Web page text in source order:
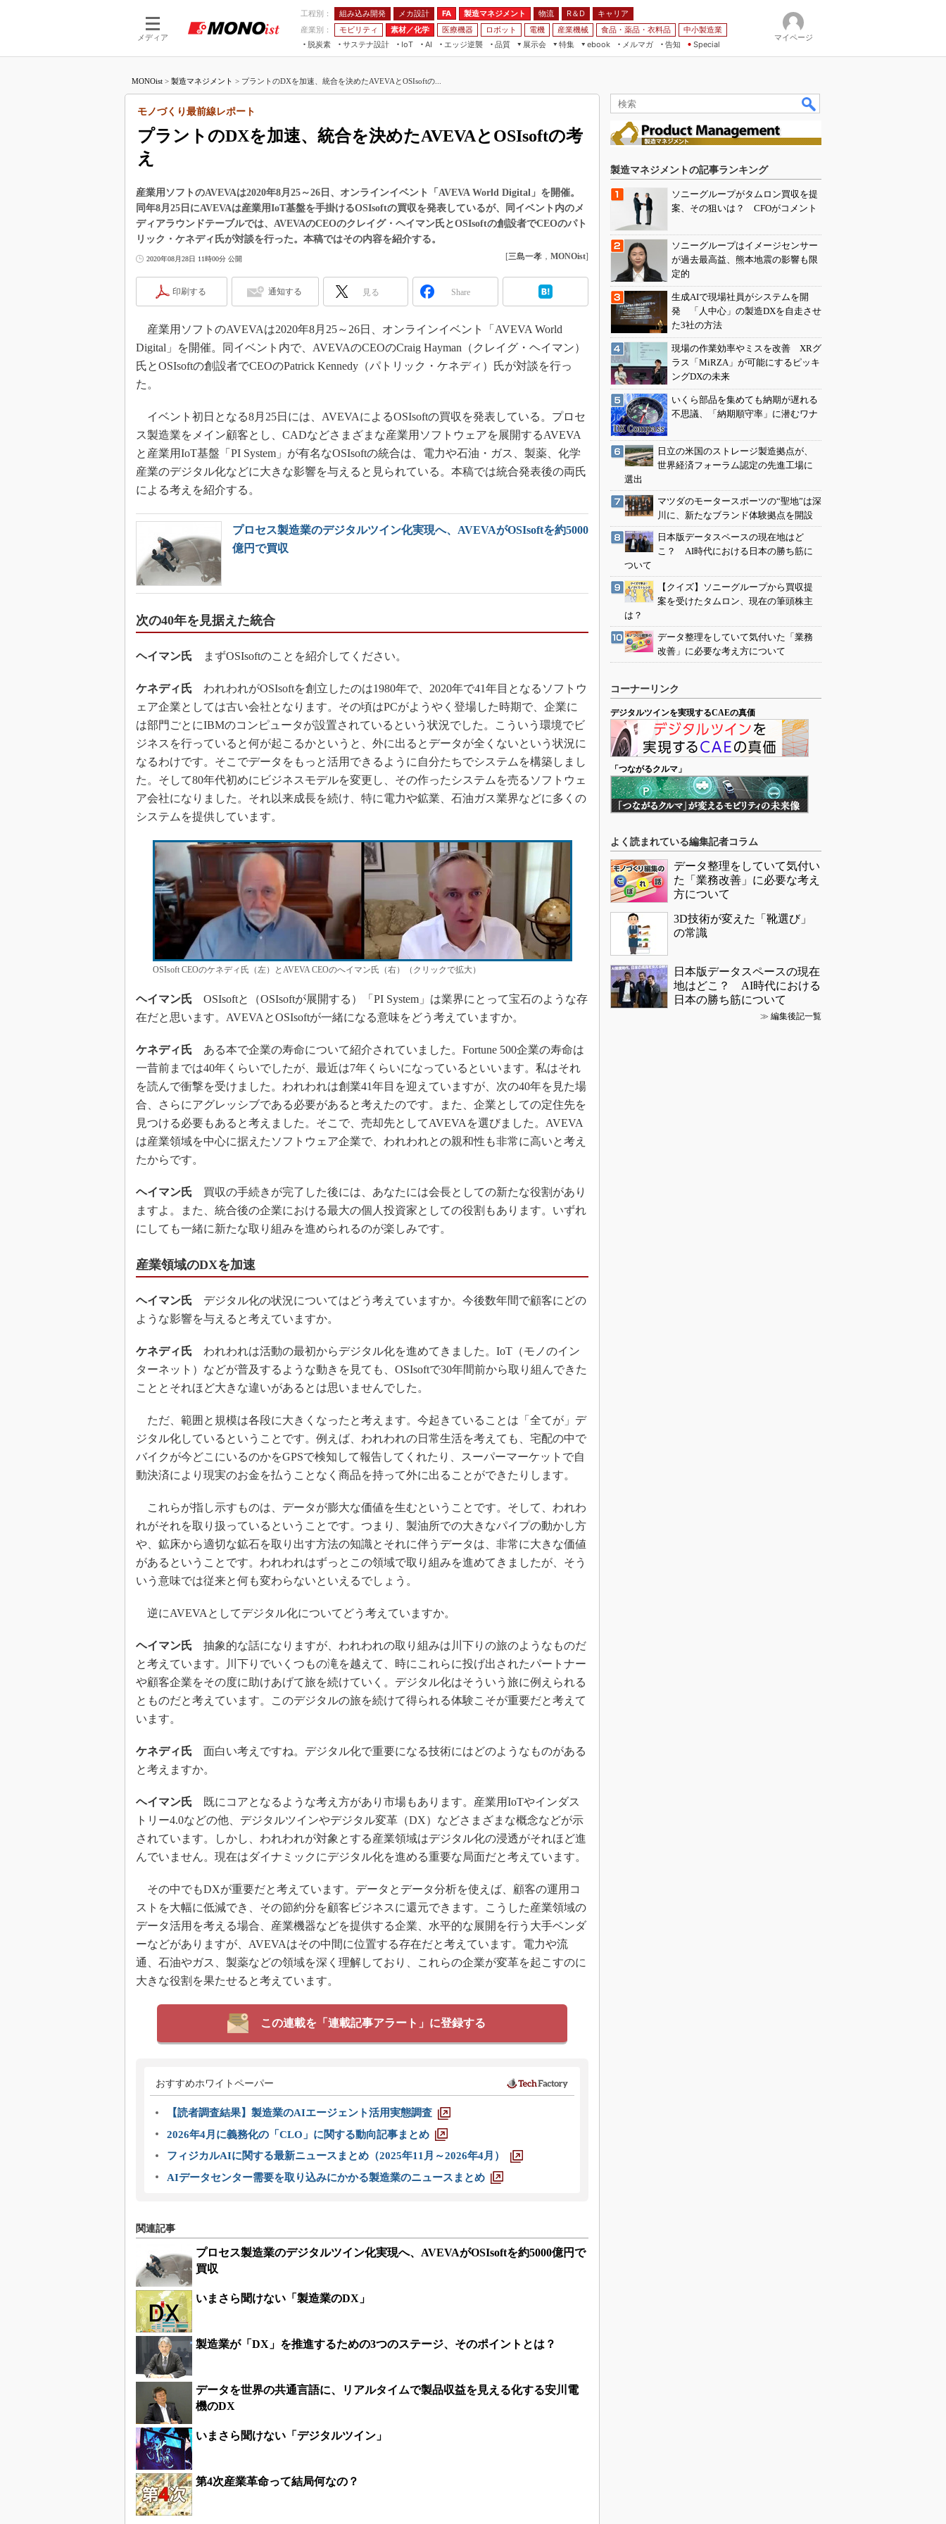
メディア
工程別： 組み込み開発 メカ設計 FA 製造マネジメント 物流 R＆D
キャリア
産業別：
モビリティ 素材／化学 医療機器 ロボット 電機 産業機械 食品・薬品・衣料品
中小製造業
脱炭素
サステナ設計
IoT
つながる工場
AI
AI×設備保全
エッジ逆襲 品質
展示会
JIMTOF
IIFES
TECHNO-FRONTIER
人テク展
スマート工場EXPO
日本ものづくりワールド
AUTOMOTIVE WORLD
産業オープンネット展
特集
つながるクルマ
フィールドサービス
組み込み画像技術
組み込みモデリング
Windows Embedded
ISO26262
無償設計ツール
デジタルツインとCAE
S＆OP
製造業ビッグデータ
メイドインジャパン
植物工場
海外生産
グローバル設計・開発
ebook
メルマガ
告知 Special
マイページ
MONOist > 製造マネジメント > プラントのDXを加速、統合を決めたAVEVAとOSIsoftの...
プラントのDXを加速、統合を決めたAVEVAとOSIsoftの考
え
モノづくり最前線レポート
産業用ソフトのAVEVAは2020年8月25～26日、オンラインイベント「AVEVA World Digital」を開催。
同年8月25日にAVEVAは産業用IoT基盤を手掛けるOSIsoftの買収を発表しているが、同イベント内のメ
ディアラウンドテーブルでは、AVEVAのCEOのクレイグ・ヘイマン氏とOSIsoftの創設者でCEOのパト
リック・ケネディ氏が対談を行った。本稿ではその内容を紹介する。
2020年08月28日 11時00分 公開 [三島一孝 ， MONOist]
印刷する 通知する 見る Share
産業用ソフトのAVEVAは2020年8月25～26日、オンラインイベント「AVEVA World
Digital」を開催。同イベント内で、AVEVAのCEOのCraig Hayman（クレイグ・ヘイマン）
氏とOSIsoftの創設者でCEOのPatrick Kennedy（パトリック・ケネディ）氏が対談を行っ
た。
イベント初日となる8月25日には、AVEVAによるOSIsoftの買収を発表している。プロセ
ス製造業をメイン顧客とし、CADなどさまざまな産業用ソフトウェアを展開するAVEVA
と産業用IoT基盤「PI System」が有名なOSIsoftの統合は、電力や石油・ガス、製薬、化学
産業のデジタル化などに大きな影響を与えると見られている。本稿では統合発表後の両氏
による考えを紹介する。
プロセス製造業のデジタルツイン化実現へ、AVEVAがOSIsoftを約5000
億円で買収
次の40年を見据えた統合
ヘイマン氏 まずOSIsoftのことを紹介してください。
ケネディ氏 われわれがOSIsoftを創立したのは1980年で、2020年で41年目となるソフトウ
ェア企業としては古い会社となります。その頃はPCがようやく登場した時期で、企業に
は部門ごとにIBMのコンピュータが設置されているという状況でした。こういう環境でビ
ジネスを行っていると何が起こるかというと、外に出るとデータが全くないという状況に
なるわけです。そこでデータをもっと活用できるように自分たちでシステムを構築しまし
た。そして80年代初めにビジネスモデルを変更し、その作ったシステムを売るソフトウェ
ア会社になりました。それ以来成長を続け、特に電力や鉱業、石油ガス業界などに多くの
システムを提供しています。
OSIsoft CEOのケネディ氏（左）とAVEVA CEOのへイマン氏（右）（クリックで拡大）
ヘイマン氏 OSIsoftと（OSIsoftが展開する）「PI System」は業界にとって宝石のような存
在だと思います。AVEVAとOSIsoftが一緒になる意味をどう考えていますか。
ケネディ氏 ある本で企業の寿命について紹介されていました。Fortune 500企業の寿命は
一昔前までは40年くらいでしたが、最近は7年くらいになっているといいます。私はそれ
を読んで衝撃を受けました。われわれは創業41年目を迎えていますが、次の40年を見た場
合、さらにアグレッシブである必要があると考えたのです。また、企業としての定住先を
見つける必要もあると考えました。そこで、売却先としてAVEVAを選びました。AVEVA
は産業領域を中心に据えたソフトウェア企業で、われわれとの親和性も非常に高いと考え
たからです。
ヘイマン氏 買収の手続きが完了した後には、あなたには会長としての新たな役割があり
ますよ。また、統合後の企業における最大の個人投資家としての役割もあります。いずれ
にしても一緒に新たな取り組みを進められるのが楽しみです。
産業領域のDXを加速
ヘイマン氏 デジタル化の状況についてはどう考えていますか。今後数年間で顧客にどの
ような影響を与えると考えていますか。
ケネディ氏 われわれは活動の最初からデジタル化を進めてきました。IoT（モノのイン
ターネット）などが普及するような動きを見ても、OSIsoftで30年間前から取り組んできた
こととそれほど大きな違いがあるとは思いませんでした。
ただ、範囲と規模は各段に大きくなったと考えます。今起きていることは「全てが」デ
ジタル化しているということです。例えば、われわれの日常生活を考えても、宅配の中で
バイクが今どこにいるのかをGPSで検知して報告してくれたり、スーパーマーケットで自
動決済により現実のお金を払うことなく商品を持って外に出ることができたりします。
これらが指し示すものは、データが膨大な価値を生むということです。そして、われわ
れがそれを取り扱っているということです。つまり、製油所での大きなパイプの動かし方
や、鉱床から適切な鉱石を取り出す方法の知識とそれに伴うデータは、非常に大きな価値
があるということです。われわれはずっとこの領域で取り組みを進めてきましたが、そう
いう意味では従来と何も変わらないといえるでしょう。
逆にAVEVAとしてデジタル化についてどう考えていますか。
ヘイマン氏 抽象的な話になりますが、われわれの取り組みは川下りの旅のようなものだ
と考えています。川下りでいくつもの滝を越えて、時にこれらに投げ出されたパートナー
や顧客企業をその度に助けあげて旅を続けていく。デジタル化はそういう旅に例えられる
とものだと考えています。このデジタルの旅を続けて得られる体験こそが重要だと考えて
います。
ケネディ氏 面白い考えですね。デジタル化で重要になる技術にはどのようなものがある
と考えますか。
ヘイマン氏 既にコアとなるような考え方があり市場もあります。産業用IoTやインダス
トリー4.0などの他、デジタルツインやデジタル変革（DX）などさまざまな概念などが示
されています。しかし、われわれが対象とする産業領域はデジタル化の浸透がそれほど進
んでいません。現在はダイナミックにデジタル化を進める重要な局面だと考えています。
その中でもDXが重要だと考えています。データとデータ分析を使えば、顧客の運用コ
ストを大幅に低減でき、その節約分を顧客ビジネスに還元できます。こうした産業領域の
データ活用を考える場合、産業機器などを提供する企業、水平的な展開を行う大手ベンダ
ーなどがありますが、AVEVAはその中間に位置する存在だと考えています。電力や流
通、石油やガス、製薬などの領域を深く理解しており、これらの企業が変革を起こすのに
大きな役割を果たせると考えています。
この連載を「連載記事アラート」に登録する
おすすめホワイトペーパー
【読者調査結果】製造業のAIエージェント活用実態調査
2026年4月に義務化の「CLO」に関する動向記事まとめ
フィジカルAIに関する最新ニュースまとめ（2025年11月～2026年4月）
AIデータセンター需要を取り込みにかかる製造業のニュースまとめ
関連記事
プロセス製造業のデジタルツイン化実現へ、AVEVAがOSIsoftを約5000億円で
買収
いまさら聞けない「製造業のDX」
製造業が「DX」を推進するための3つのステージ、そのポイントとは？
データを世界の共通言語に、リアルタイムで製品収益を見える化する安川電
機のDX
いまさら聞けない「デジタルツイン」
第4次産業革命って結局何なの？
製造マネジメントの記事ランキング
ソニーグループがタムロン買収を提
案、その狙いは？ CFOがコメント
ソニーグループはイメージセンサー
が過去最高益、熊本地震の影響も限
定的
生成AIで現場社員がシステムを開
発 「人中心」の製造DXを自走させ
た3社の方法
現場の作業効率やミスを改善 XRグ
ラス「MiRZA」が可能にするピッキ
ングDXの未来
いくら部品を集めても納期が遅れる
不思議、「納期順守率」に潜むワナ
日立の米国のストレージ製造拠点が、
世界経済フォーラム認定の先進工場に
選出
マツダのモータースポーツの“聖地”は深
川に、新たなブランド体験拠点を開設
日本版データスペースの現在地はど
こ？ AI時代における日本の勝ち筋に
ついて
【クイズ】ソニーグループから買収提
案を受けたタムロン、現在の筆頭株主
は？
データ整理をしていて気付いた「業務
改善」に必要な考え方について
コーナーリンク
デジタルツインを実現するCAEの真価
「つながるクルマ」
よく読まれている編集記者コラム
データ整理をしていて気付い
た「業務改善」に必要な考え
方について
3D技術が変えた「靴選び」
の常識
日本版データスペースの現在
地はどこ？ AI時代における
日本の勝ち筋について
≫ 編集後記一覧